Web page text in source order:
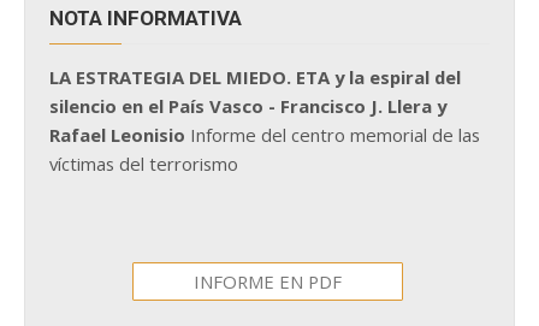
NOTA INFORMATIVA
LA ESTRATEGIA DEL MIEDO. ETA y la espiral del
silencio en el País Vasco - Francisco J. Llera y
Rafael Leonisio Informe del centro memorial de las
víctimas del terrorismo
INFORME EN PDF